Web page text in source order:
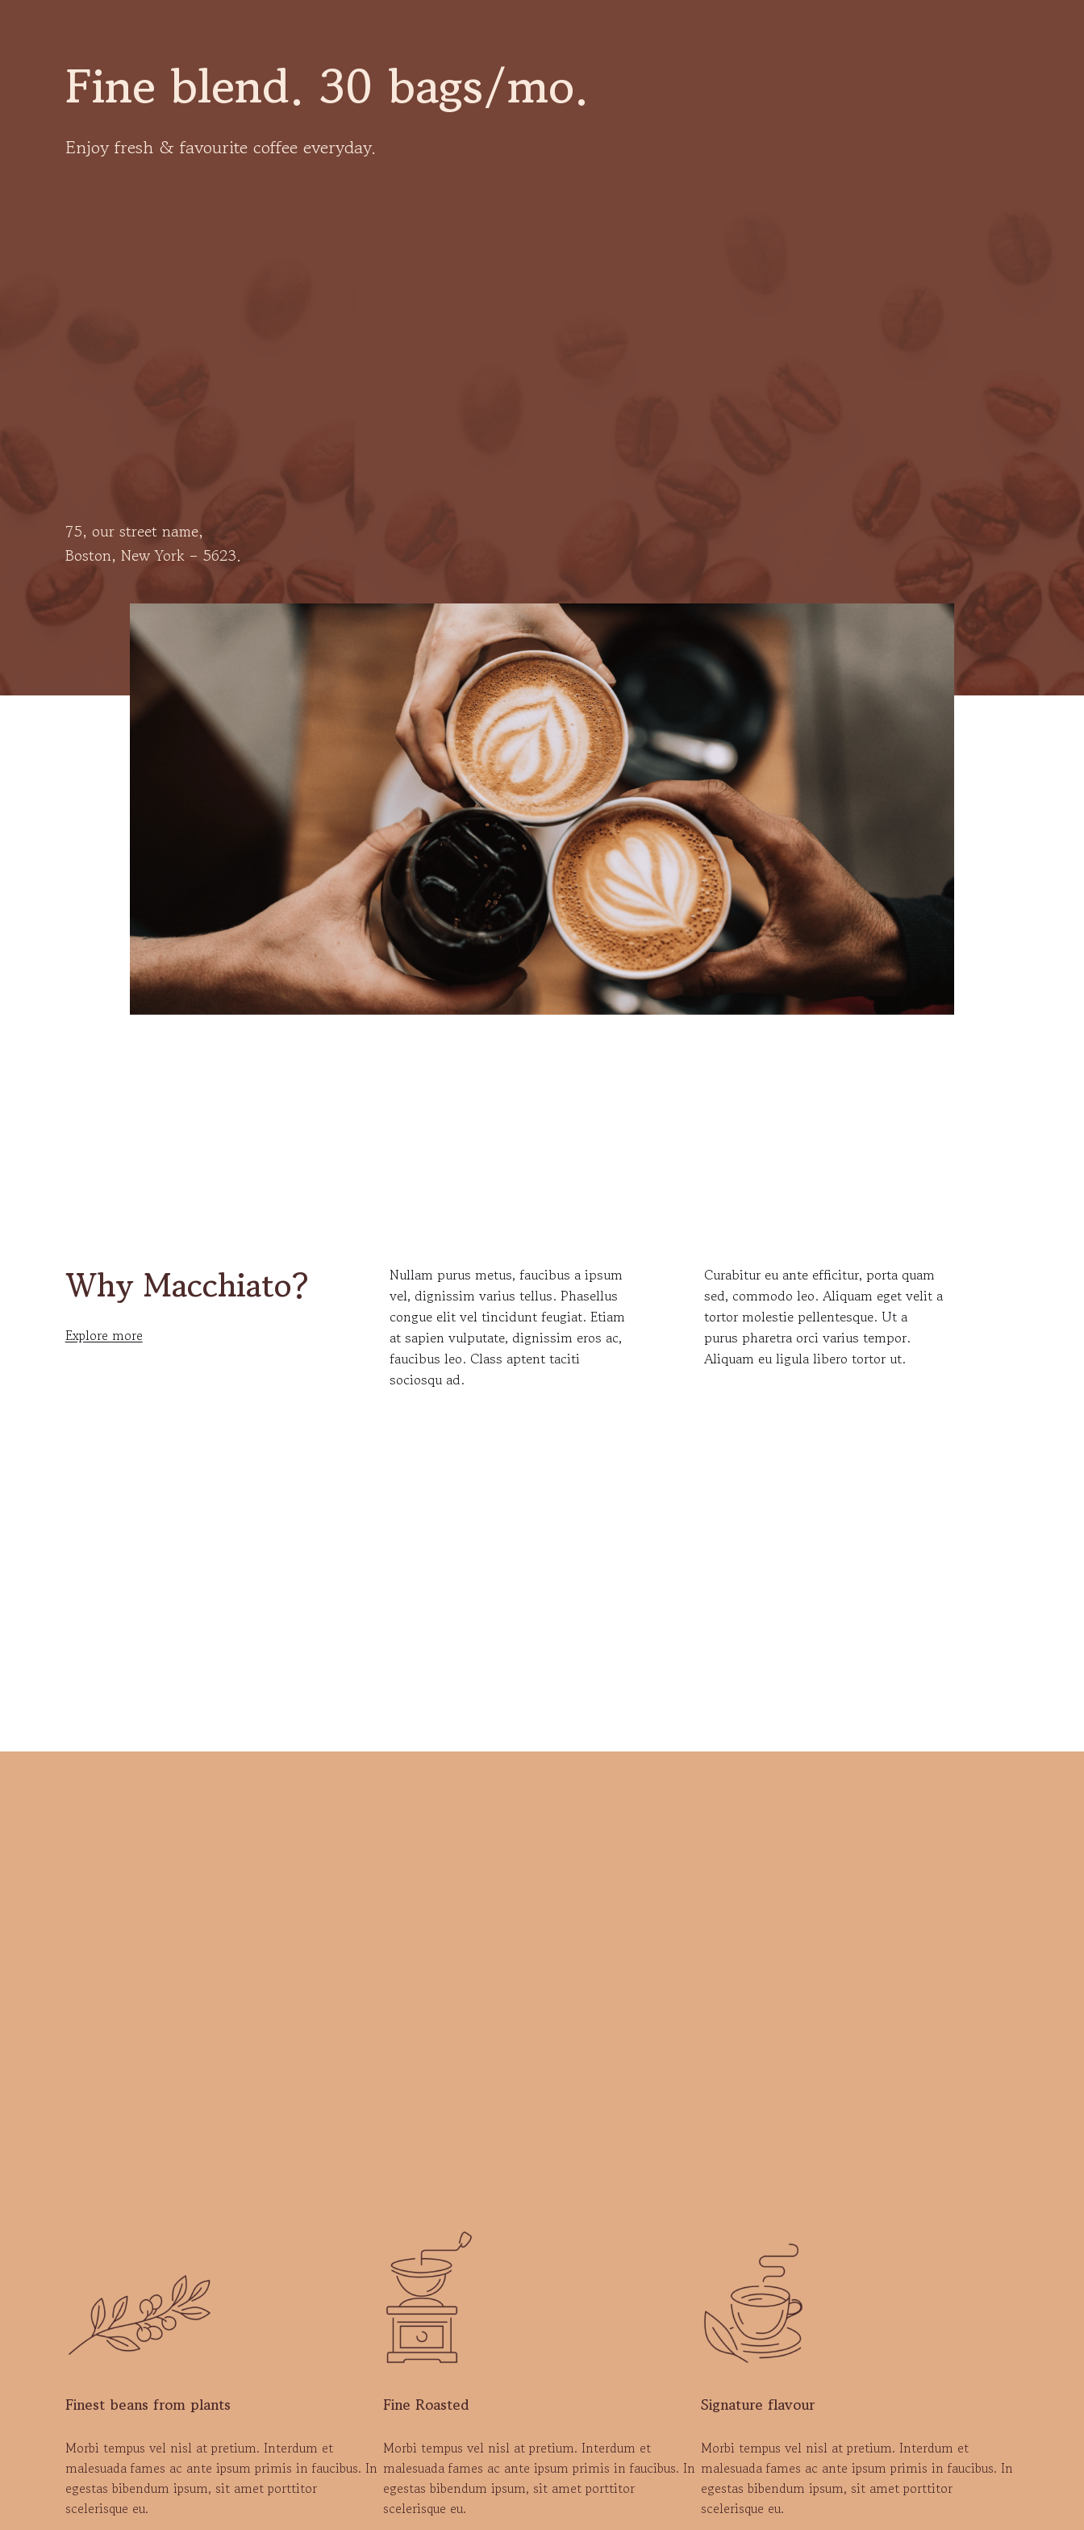
Fine blend. 30 bags/mo.
Enjoy fresh & favourite coffee everyday.
75, our street name,
Boston, New York – 5623.
Why Macchiato?
Explore more
Nullam purus metus, faucibus a ipsum
vel, dignissim varius tellus. Phasellus
congue elit vel tincidunt feugiat. Etiam
at sapien vulputate, dignissim eros ac,
faucibus leo. Class aptent taciti
sociosqu ad.
Curabitur eu ante efficitur, porta quam
sed, commodo leo. Aliquam eget velit a
tortor molestie pellentesque. Ut a
purus pharetra orci varius tempor.
Aliquam eu ligula libero tortor ut.
Finest beans from plants
Morbi tempus vel nisl at pretium. Interdum et
malesuada fames ac ante ipsum primis in faucibus. In
egestas bibendum ipsum, sit amet porttitor
scelerisque eu.
Fine Roasted
Morbi tempus vel nisl at pretium. Interdum et
malesuada fames ac ante ipsum primis in faucibus. In
egestas bibendum ipsum, sit amet porttitor
scelerisque eu.
Signature flavour
Morbi tempus vel nisl at pretium. Interdum et
malesuada fames ac ante ipsum primis in faucibus. In
egestas bibendum ipsum, sit amet porttitor
scelerisque eu.